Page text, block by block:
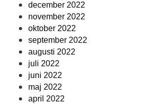
december 2022
november 2022
oktober 2022
september 2022
augusti 2022
juli 2022
juni 2022
maj 2022
april 2022